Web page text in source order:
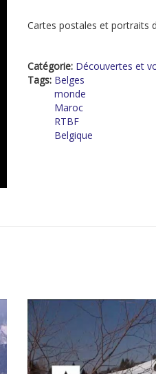
Cartes postales et portraits
Catégorie: Découvertes et
Tags: Belges
monde
Maroc
RTBF
Belgique